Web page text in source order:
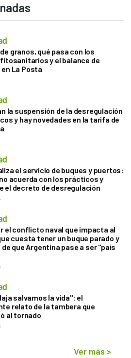
granos, qué pasa con los
y el balance de
La Posta
la suspensión de la desregulación
y hay novedades en la tarifa de
el servicio de buques y puertos:
acuerda con los prácticos y
el decreto de desregulación
el conflicto naval que impacta al
cuesta tener un buque parado y
de que Argentina pase a ser "país
salvamos la vida": el
relato de la tambera que
al tornado
Ver más >